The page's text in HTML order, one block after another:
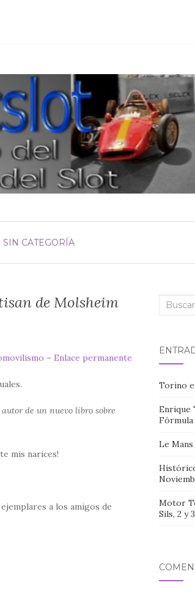
SIN CATEGORÍA
de Molsheim
– Enlace permanente
autor de un nuevo libro sobre
mis narices!
a los amigos de
Buscar:
Torino
Enrique
Fórmula
Le
Motor
Sils, 2 y